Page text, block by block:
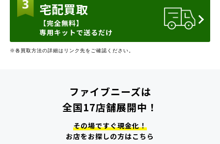
宅配買取
【完全無料】
専用キットで送るだけ
※各買取方法の詳細はリンク先をご確認ください。
ファイブニーズは
全国17店舗展開中！
その場ですぐ現金化！
お店をお探しの方はこちら